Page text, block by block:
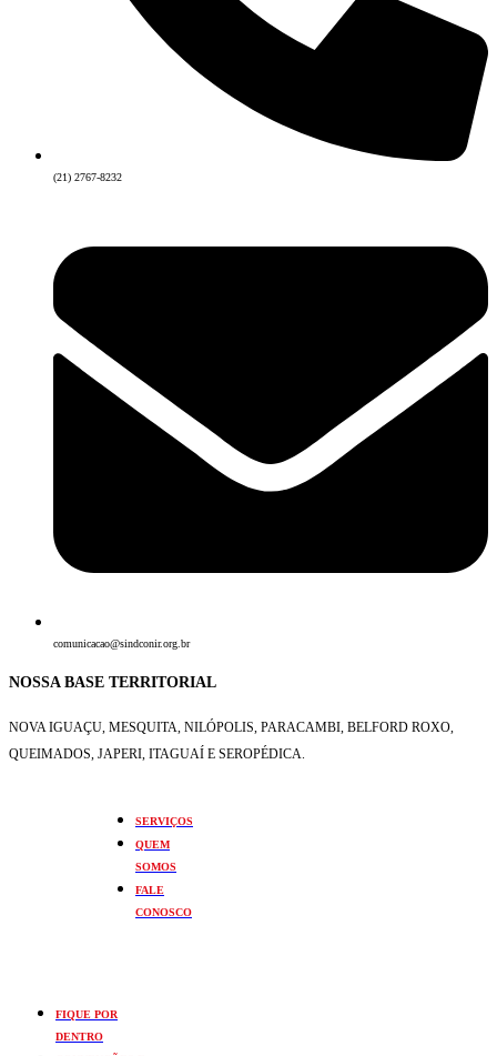
(21) 2767-8232
comunicacao@sindconir.org.br
NOSSA BASE TERRITORIAL
NOVA IGUAÇU, MESQUITA, NILÓPOLIS, PARACAMBI, BELFORD ROXO,
QUEIMADOS, JAPERI, ITAGUAÍ E SEROPÉDICA.
SERVIÇOS
QUEM
SOMOS
FALE
CONOSCO
FIQUE POR
DENTRO